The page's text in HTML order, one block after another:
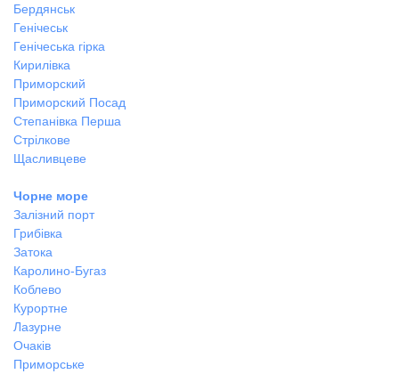
Бердянськ
Генічеськ
Генічеська гірка
Кирилівка
Приморский
Приморский Посад
Степанівка Перша
Стрілкове
Щасливцеве
Чорне море
Залізний порт
Грибівка
Затока
Каролино-Бугаз
Коблево
Курортне
Лазурне
Очаків
Приморське